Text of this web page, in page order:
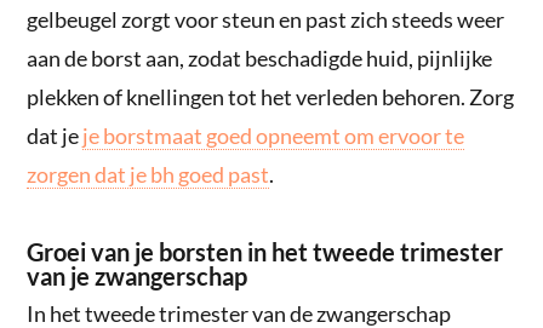
gelbeugel zorgt voor steun en past zich steeds weer
aan de borst aan, zodat beschadigde huid, pijnlijke
plekken of knellingen tot het verleden behoren. Zorg
dat jeje borstmaat goed opneemt om ervoor te
zorgen dat je bh goed past.
Groei van je borsten in het tweede trimester
van je zwangerschap
In het tweede trimester van de zwangerschap